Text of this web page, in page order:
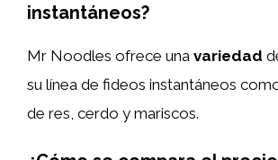
instantáneos?
Mr Noodles ofrece una variedad
su línea de fideos instantáneos
de res, cerdo y mariscos.